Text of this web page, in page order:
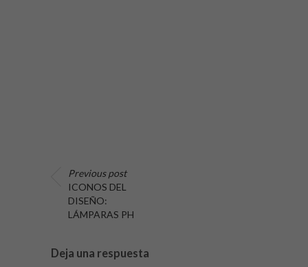
Previous post
ICONOS DEL
DISEÑO:
LÁMPARAS PH
Deja una respuesta